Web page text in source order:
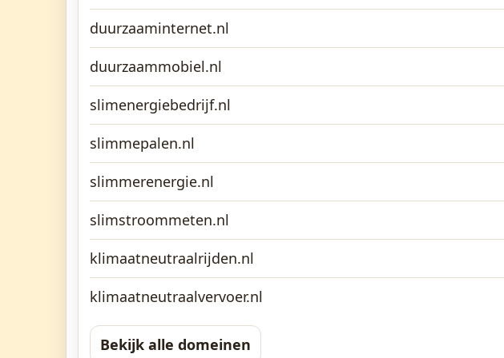
duurzaaminternet.nl
duurzaammobiel.nl
slimenergiebedrijf.nl
slimmepalen.nl
slimmerenergie.nl
slimstroommeten.nl
klimaatneutraalrijden.nl
klimaatneutraalvervoer.nl
Bekijk alle domeinen